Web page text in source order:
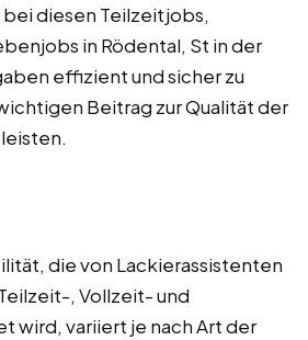
diesen Teilzeitjobs,
in Rödental, St in der
effizient und sicher zu
Beitrag zur Qualität der
die von Lackierassistenten
, Vollzeit- und
wird, variiert je nach Art der